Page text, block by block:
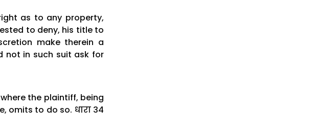
as to any property,
to deny, his title to
make therein a
not in such suit ask for
the plaintiff, being
omits to do so. धारा 34